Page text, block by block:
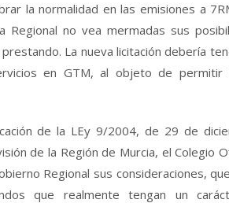
la normalidad en las emisiones a
Regional no vea mermadas sus
La nueva licitación debería
en GTM, al objeto de permitir
de la LEy 9/2004, de 29 de
de la Región de Murcia, el Colegio
Regional sus consideraciones,
que realmente tengan un